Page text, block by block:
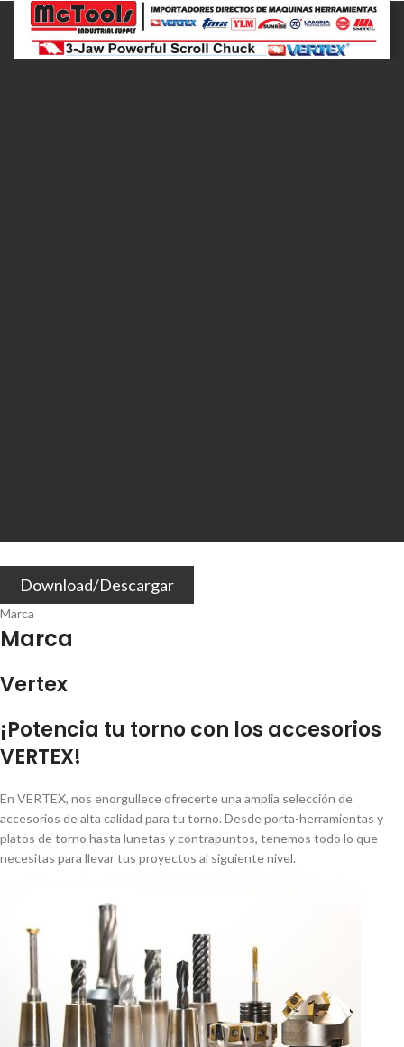
Download/Descargar
Marca
Marca
Vertex
¡Potencia tu torno con los accesorios
VERTEX!
En VERTEX, nos enorgullece ofrecerte una amplia selección de
accesorios de alta calidad para tu torno. Desde porta-herramientas y
platos de torno hasta lunetas y contrapuntos, tenemos todo lo que
necesitas para llevar tus proyectos al siguiente nivel.